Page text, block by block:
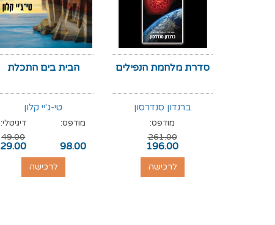
סדרת מלחמת הנפילים
ברנדון סנדרסון
מודפס:
261.00
196.00
לרכישה
הבית בים התכלת
טי-ג'יי קלון
מודפס:
98.00
דיגיטלי:
49.00
29.00
לרכישה